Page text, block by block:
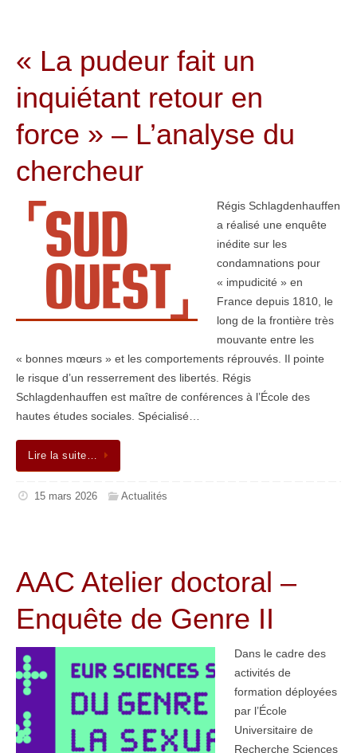
« La pudeur fait un
inquiétant retour en
force » – L’analyse du
chercheur
Régis Schlagdenhauffen
a réalisé une enquête
inédite sur les
condamnations pour
« impudicité » en
France depuis 1810, le
long de la frontière très
mouvante entre les
« bonnes mœurs » et les comportements réprouvés. Il pointe
le risque d’un resserrement des libertés. Régis
Schlagdenhauffen est maître de conférences à l’École des
hautes études sociales. Spécialisé…
Lire la suite…
15 mars 2026 Actualités
AAC Atelier doctoral –
Enquête de Genre II
Dans le cadre des
activités de
formation déployées
par l’École
Universitaire de
Recherche Sciences